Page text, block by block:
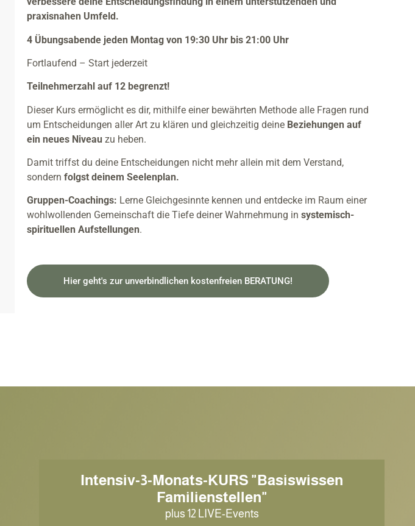
praxisnahen Umfeld.
4 Übungsabende jeden Montag von 19:30 Uhr bis 21:00 Uhr
Fortlaufend – Start jederzeit
Teilnehmerzahl auf 12 begrenzt!
Dieser Kurs ermöglicht es dir, mithilfe einer bewährten Methode alle Fragen rund
um Entscheidungen aller Art zu klären und gleichzeitig deine Beziehungen auf
ein neues Niveau zu heben.
Damit triffst du deine Entscheidungen nicht mehr allein mit dem Verstand,
sondern folgst deinem Seelenplan.
Gruppen-Coachings: Lerne Gleichgesinnte kennen und entdecke im Raum einer
wohlwollenden Gemeinschaft die Tiefe deinerWahrnehmung in systemisch-
spirituellen Aufstellungen.
Hier geht's zur unverbindlichen kostenfreien BERATUNG!
Intensiv-3-Monats-KURS "Basiswissen
Familienstellen"
plus 12 LIVE-Events